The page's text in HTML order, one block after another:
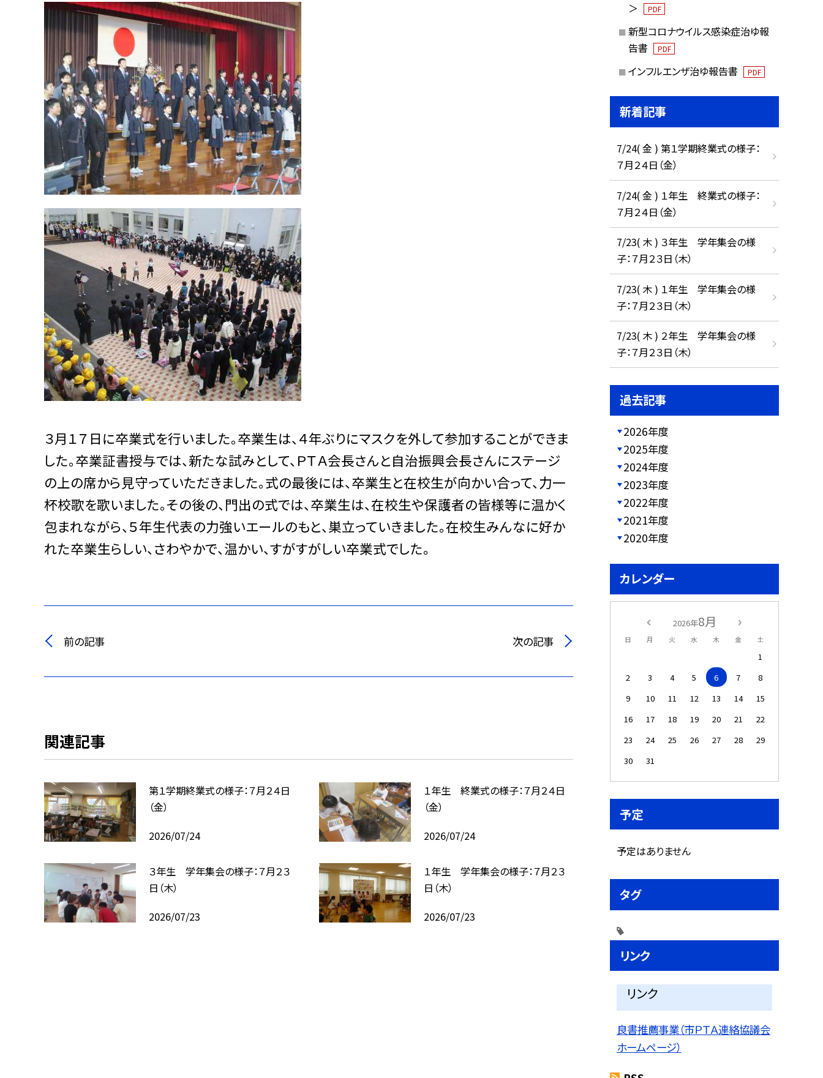
３月１７日に卒業式を行いました。卒業生は、４年ぶりにマスクを外して参加することができま
した。卒業証書授与では、新たな試みとして、ＰＴＡ会長さんと自治振興会長さんにステージ
の上の席から見守っていただきました。式の最後には、卒業生と在校生が向かい合って、力一
杯校歌を歌いました。その後の、門出の式では、卒業生は、在校生や保護者の皆様等に温かく
包まれながら、５年生代表の力強いエールのもと、巣立っていきました。在校生みんなに好か
れた卒業生らしい、さわやかで、温かい、すがすがしい卒業式でした。
前の記事 次の記事
関連記事
第１学期終業式の様子：７月２４日
（金）
2026/07/24
１年生 終業式の様子：７月２４日
（金）
2026/07/24
３年生 学年集会の様子：７月２３
日（木）
2026/07/23
１年生 学年集会の様子：７月２３
日（木）
2026/07/23
＞
PDF
新型コロナウイルス感染症治ゆ報
告書
PDF
インフルエンザ治ゆ報告書 PDF
新着記事
7/24( 金 ) 第１学期終業式の様子：
７月２４日（金）
7/24( 金 ) １年生 終業式の様子：
７月２４日（金）
7/23( 木 ) ３年生 学年集会の様
子：７月２３日（木）
7/23( 木 ) １年生 学年集会の様
子：７月２３日（木）
7/23( 木 ) ２年生 学年集会の様
子：７月２３日（木）
過去記事
2026年度
2025年度
2024年度
2023年度
2022年度
2021年度
2020年度
カレンダー
2026年8月
日 月 火 水 木 金 土
1
2
3 4 5 6 7
8
9
10 11 12 13 14
15
16
17 18 19 20 21
22
23
24 25 26 27 28
29
30
31
予定
予定はありません
タグ
リンク
リンク
良書推薦事業（市ＰＴＡ連絡協議会
ホームページ）